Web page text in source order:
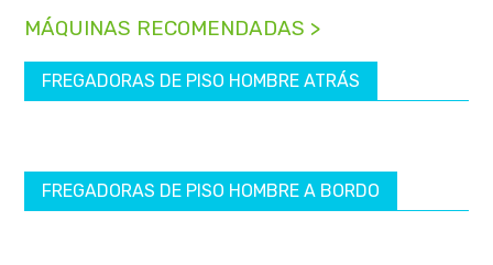
MÁQUINAS RECOMENDADAS >
FREGADORAS DE PISO HOMBRE ATRÁS
FREGADORAS DE PISO HOMBRE A BORDO